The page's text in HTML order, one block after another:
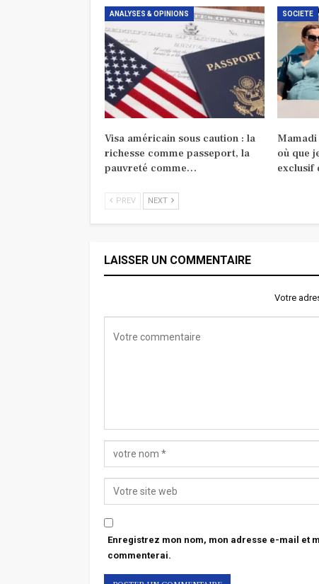
ANALYSES & OPINIONS
Visa américain sous caution : la
richesse comme passeport, la
pauvreté comme…
SOCIETE
où que
exclusif
PREV NEXT
LAISSER UN COMMENTAIRE
Votre
Enregistrez mon nom, mon adresse e-mail et
commenterai.